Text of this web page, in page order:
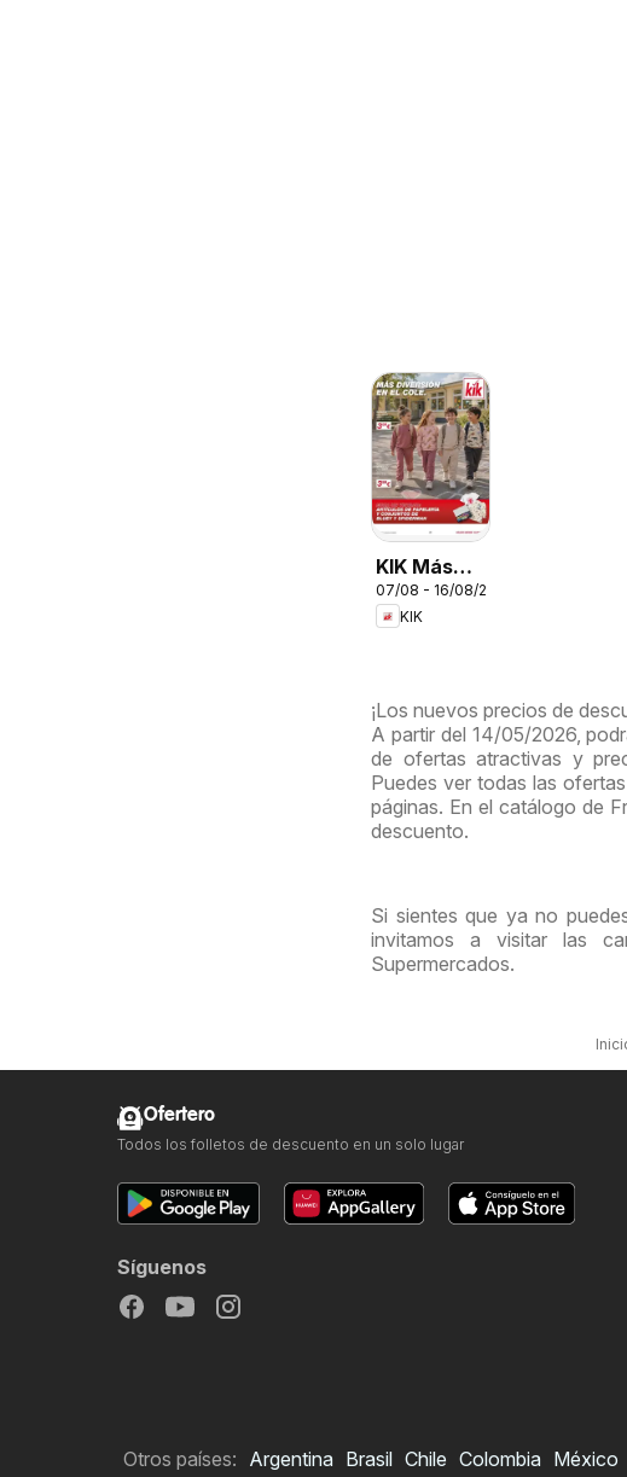
KIK Más
diversión
en el cole
07/08 - 16/08/2026
KIK
¡Los nuevos precios de
A partir del 14/05/2026,
de ofertas atractivas y
Puedes ver todas las
páginas. En el catálogo de
descuento.
Si sientes que ya no
invitamos a visitar las
Supermercados.
Ofertero
Todos los folletos de descuento en un solo lugar
Síguenos
Otros países: Argentina Brasil Chile Colombia México